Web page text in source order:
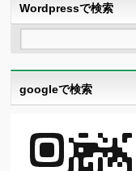
Wordpressで検索
googleで検索